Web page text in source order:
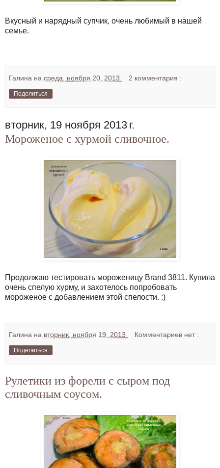
Вкусный и нарядный супчик, очень любимый в нашей
семье.
Галина на среда, ноября 20, 2013 2 комментария :
Поделиться
вторник, 19 ноября 2013 г.
Мороженое с хурмой сливочное.
Продолжаю тестировать мороженицу Brand 3811. Купила
очень спелую хурму, и захотелось попробовать
мороженое с добавлением этой спелости. :)
Галина на вторник, ноября 19, 2013 Комментариев нет :
Поделиться
Рулетики из форели с сыром под
сливочным соусом.